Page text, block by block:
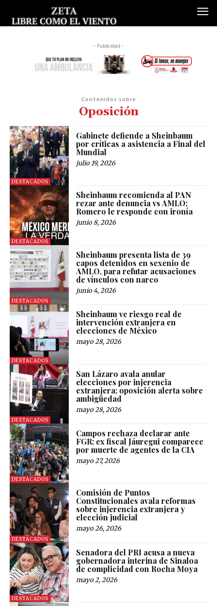
- Publicidad -
Contenidos sobre
Oposición
DESTACADOS
Gabinete defiende a Sheinbaum
por críticas a asistencia a Final del
Mundial
julio 19, 2026
DESTACADOS
Sheinbaum recomienda al PAN
rezar ante denuncia vs AMLO;
Romero le responde con ironía
junio 8, 2026
DESTACADOS
Sheinbaum presenta lista de 39
capos detenidos en sexenio de
AMLO, para refutar acusaciones
de vínculos con narco
junio 4, 2026
DESTACADOS
Sheinbaum ve riesgo real de
intervención extranjera en
elecciones de México
mayo 28, 2026
DESTACADOS
San Lázaro avala anular
elecciones por injerencia
extranjera; oposición alerta sobre
ambigüedad
mayo 28, 2026
DESTACADOS
Campos rechaza declarar ante
FGR; ex fiscal Jáuregui comparece
por muerte de agentes de la CIA
mayo 27, 2026
DESTACADOS
Comisión de Puntos
Constitucionales avala reformas
sobre injerencia extranjera y
elección judicial
mayo 26, 2026
DESTACADOS
Senadora del PRI acusa a nueva
gobernadora interina de Sinaloa
de complicidad con Rocha Moya
mayo 2, 2026